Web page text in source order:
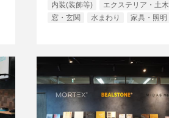
内装(装飾等)
エクステリア・土木
窓・玄関
水まわり 家具・照明